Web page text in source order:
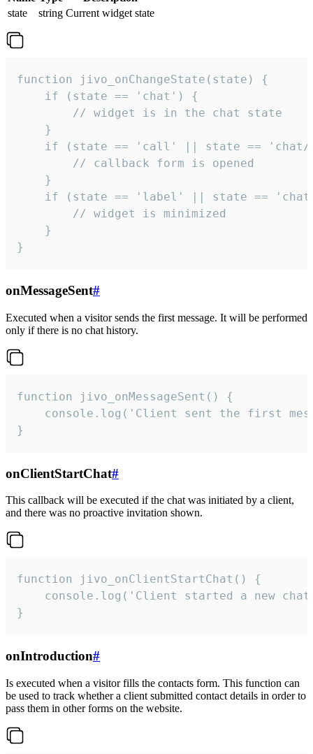
state
string Current widget state
function jivo_onChangeState(state) {
    if (state == 'chat') {
        // widget is in the chat state
    }
if (state == 'call' || state ==
        // callback form is opened
    }
if (state == 'label' || state ==
        // widget is minimized
    }
}
onMessageSent#
Executed when a visitor sends the first message. It will be performed
only if there is no chat history.
function jivo_onMessageSent() {
console.log('Client sent the first
}
onClientStartChat#
This callback will be executed if the chat was initiated by a client,
and there was no proactive invitation shown.
function jivo_onClientStartChat() {
console.log('Client started a new
}
onIntroduction#
Is executed when a visitor fills the contacts form. This function can
be used to track whether a client submitted contact details in order to
pass them in other forms on the website.